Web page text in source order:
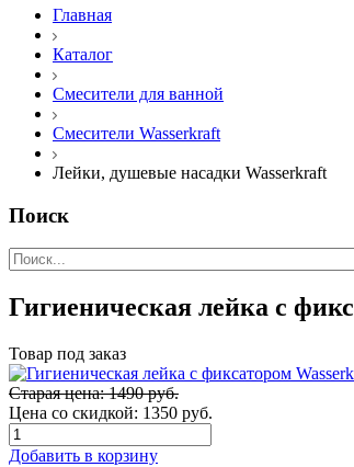
Главная
Каталог
Смесители для ванной
Смесители Wasserkraft
Лейки, душевые насадки Wasserkraft
Поиск
Гигиеническая лейка с
Товар под заказ
Старая цена: 1490 руб.
Цена со скидкой: 1350 руб.
Добавить в корзину